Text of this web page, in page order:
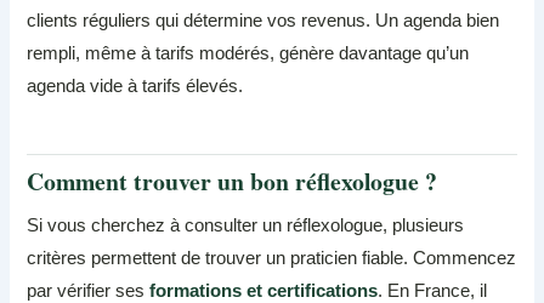
clients réguliers qui détermine vos revenus. Un agenda bien
rempli, même à tarifs modérés, génère davantage qu’un
agenda vide à tarifs élevés.
Comment trouver un bon réflexologue ?
Si vous cherchez à consulter un réflexologue, plusieurs
critères permettent de trouver un praticien fiable. Commencez
par vérifier sesformations et certifications. En France, il